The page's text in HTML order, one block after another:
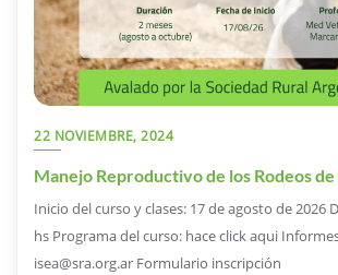
22 NOVIEMBRE, 2024
Manejo Reproductivo de los Rodeos
Inicio del curso y clases: 17 de agosto de 2026
hs Programa del curso: hace click aqui
isea@sra.org.ar Formulario inscripción